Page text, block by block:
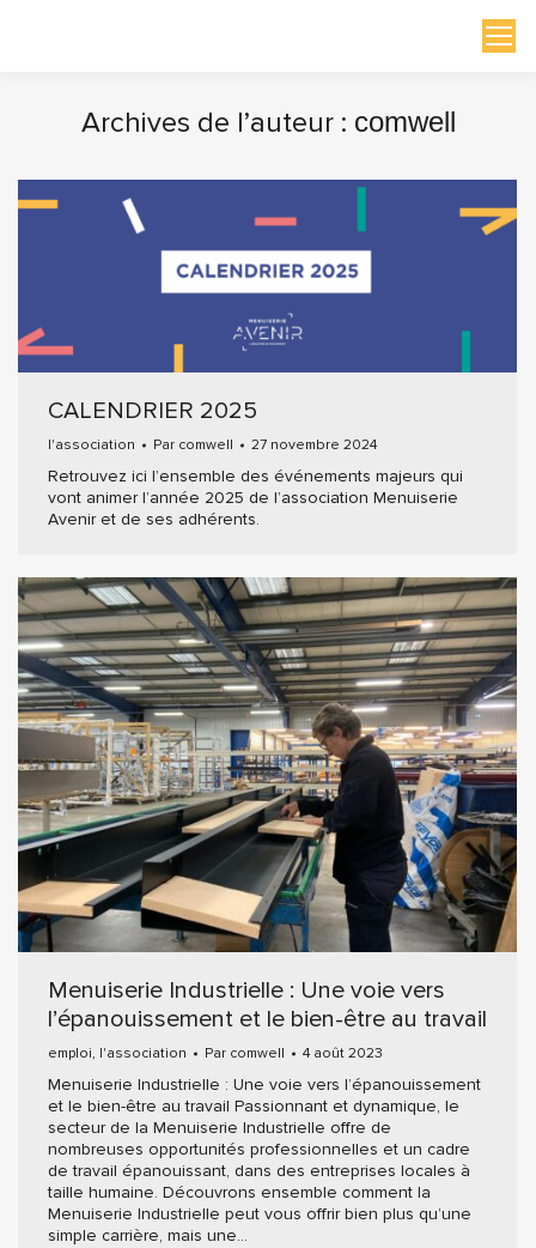
Archives de l’auteur : comwell
CALENDRIER 2025
l'association Par comwell 27 novembre 2024
Retrouvez ici l’ensemble des événements majeurs qui
vont animer l’année 2025 de l’association Menuiserie
Avenir et de ses adhérents.
Menuiserie Industrielle : Une voie vers
l’épanouissement et le bien-être au travail
emploi, l'association Par comwell 4 août 2023
Menuiserie Industrielle : Une voie vers l’épanouissement
et le bien-être au travail Passionnant et dynamique, le
secteur de la Menuiserie Industrielle offre de
nombreuses opportunités professionnelles et un cadre
de travail épanouissant, dans des entreprises locales à
taille humaine. Découvrons ensemble comment la
Menuiserie Industrielle peut vous offrir bien plus qu’une
simple carrière, mais une…